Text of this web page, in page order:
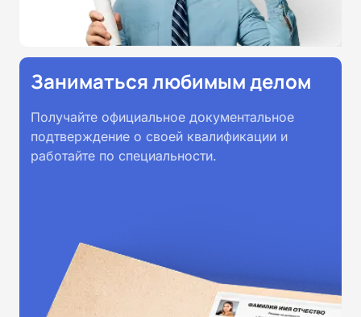
Заниматься любимым делом
Получайте официальное документальное
подтверждение о своей квалификации и
работайте по специальности.